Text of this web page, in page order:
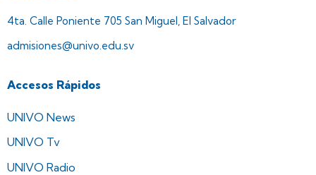
4ta. Calle Poniente 705 San Miguel, El Salvador
admisiones@univo.edu.sv
Accesos Rápidos
UNIVO News
UNIVO Tv
UNIVO Radio